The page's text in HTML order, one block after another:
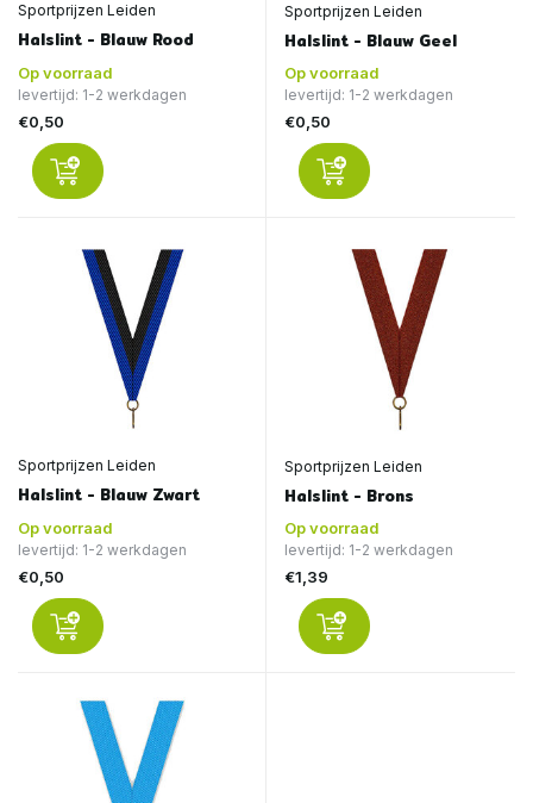
Sportprijzen Leiden
Halslint - Blauw Rood
Op voorraad
levertijd: 1-2 werkdagen
€0,50
Sportprijzen Leiden
Halslint - Blauw Geel
Op voorraad
levertijd: 1-2 werkdagen
€0,50
Sportprijzen Leiden
Halslint - Blauw Zwart
Op voorraad
levertijd: 1-2 werkdagen
€0,50
Sportprijzen Leiden
Halslint - Brons
Op voorraad
levertijd: 1-2 werkdagen
€1,39